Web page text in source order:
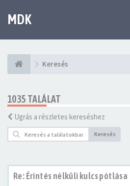
MDK
Keresés
1035 TALÁLAT
Ugrás a részletes kereséshez
Keresés
Re: Érintés nélküli kulcs pótlása